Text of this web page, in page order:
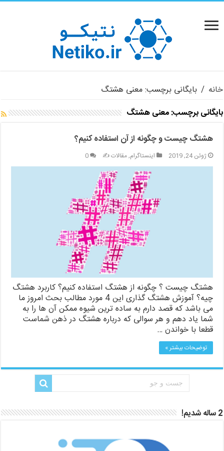
خانه / بایگانی برچسب: معنی هشتگ
بایگانی برچسب:معنی هشتگ
هشتگ چیست و چگونه از آن استفاده کنیم؟
ژوئن 24, 2019 اینستاگرام,مقالات ✍️ 0
هشتگ چیست ؟ چگونه از هشتگ استفاده کنیم؟ کاربرد هشتگ
چیه؟ آموزش هشتگ گذاری این 4 مورد مطالب بحث امروز ما
می باشد که قصد دارم به ساده ترین شیوه ممکن آن ها را به
شما یاد دهم و هر سوالی که درباره هشتگ در ذهن شماست
قطعا با خواندن …
توضیحات بیشتر »
2 ساله شدیم!